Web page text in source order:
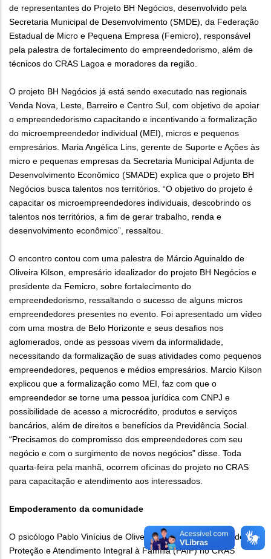
de representantes do Projeto BH Negócios, desenvolvido pela
Secretaria Municipal de Desenvolvimento (SMDE), da Federação
Estadual de Micro e Pequena Empresa (Femicro), responsável
pela palestra de fortalecimento do empreendedorismo, além de
técnicos do CRAS Lagoa e moradores da região.
O projeto BH Negócios já está sendo executado nas regionais
Venda Nova, Leste, Barreiro e Centro Sul, com objetivo de apoiar
o empreendedorismo capacitando e incentivando a formalização
do microempreendedor individual (MEI), micros e pequenos
empresários. Maria Angélica Lins, gerente de Suporte e Ações às
micro e pequenas empresas da Secretaria Municipal Adjunta de
Desenvolvimento Econômico (SMADE) explica que o projeto BH
Negócios busca talentos nos territórios. “O objetivo do projeto é
capacitar os microempreendedores individuais, descobrindo os
talentos nos territórios, a fim de gerar trabalho, renda e
desenvolvimento econômico”, ressaltou.
O encontro contou com uma palestra de Márcio Aguinaldo de
Oliveira Kilson, empresário idealizador do projeto BH Negócios e
presidente da Femicro, sobre fortalecimento do
empreendedorismo, ressaltando o sucesso de alguns micros
empreendedores presentes no evento. Foi apresentado um vídeo
com uma mostra de Belo Horizonte e seus desafios nos
aglomerados, onde as pessoas vivem da informalidade,
necessitando da formalização de suas atividades como pequenos
empreendedores, pequenos e médios empresários. Marcio Kilson
explicou que a formalização como MEI, faz com que o
empreendedor se torne uma pessoa jurídica com CNPJ e
possibilidade de acesso a microcrédito, produtos e serviços
bancários, além de direitos e benefícios da Previdência Social.
“Precisamos do compromisso dos empreendedores com seu
negócio e com o surgimento de novos negócios” disse. Toda
quarta-feira pela manhã, ocorrem oficinas do projeto no CRAS
para capacitação e atendimento aos interessados.
Empoderamento da comunidade
O psicólogo Pablo Vinícius de Oliveira, Técnico do Serviço de
Proteção e Atendimento Integral à Família (PAIF) no CRAS